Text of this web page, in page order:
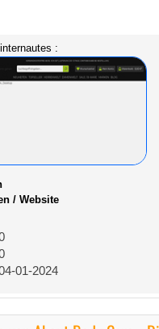
:
/ Website
01-2024